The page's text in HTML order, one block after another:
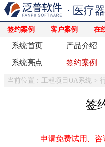
签约案例 客户案例 在
· 医疗
系统首页 产品介绍
系统亮点 签约案例
当前位置： 工程项目OA系统 >
签
申请免费试用、咨